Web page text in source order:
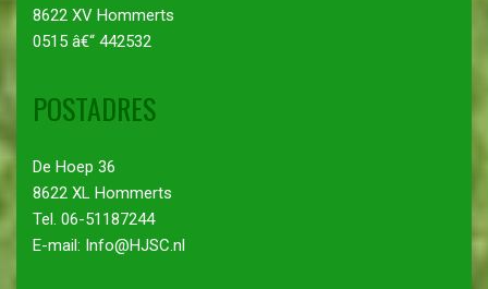
8622 XV Hommerts
0515 â€“ 442532
POSTADRES
De Hoep 36
8622 XL Hommerts
Tel. 06-51187244
E-mail: Info@HJSC.nl